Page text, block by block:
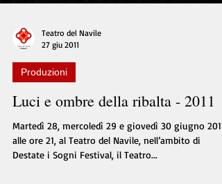
27 giu 2011
Produzioni
Luci e ombre della ribalta - 2011
Martedì 28, mercoledì 29 e giovedì 30 giugno 2011,
alle ore 21, al Teatro del Navile, nell’ambito di